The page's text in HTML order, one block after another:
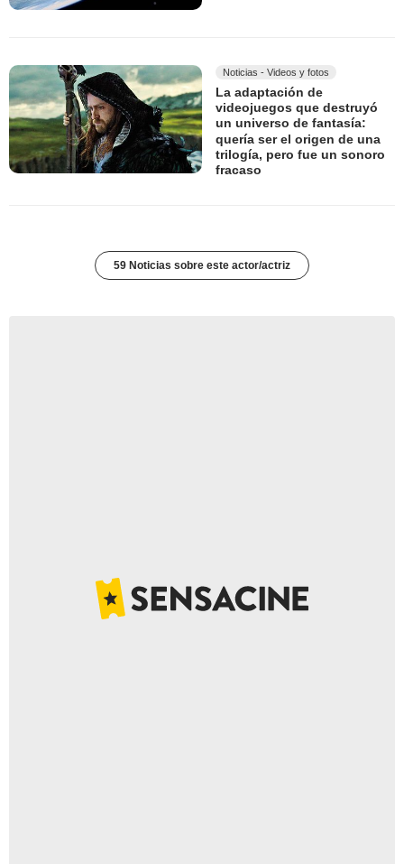
Noticias - Videos y fotos
La adaptación de
videojuegos que destruyó
un universo de fantasía:
quería ser el origen de una
trilogía, pero fue un sonoro
fracaso
59 Noticias sobre este actor/actriz